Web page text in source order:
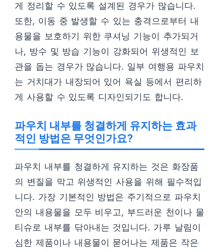
게 정리할 수 있도록 설계된 경우가 많습니다.
또한, 이동 중 발생할 수 있는 충격으로부터 내
용물을 보호하기 위한 쿠셔닝 기능이 추가되거
나, 방수 및 방습 기능이 강화되어 위생적인 보
관을 돕는 경우가 많습니다. 일부 여행용 파우치
는 거치대가 내장되어 있어 욕실 등에서 편리하
게 사용할 수 있도록 디자인되기도 합니다.
파우치 내부를 청결하게 유지하는 효과
적인 방법은 무엇인가요?
파우치 내부를 청결하게 유지하는 것은 화장품
의 변질을 막고 위생적인 사용을 위해 필수적입
니다. 가장 기본적인 방법은 주기적으로 파우치
안의 내용물을 모두 비우고, 부드러운 천이나 물
티슈로 내부를 닦아내는 것입니다. 가루 날림이
심한 제품이나 내용물이 묻어나는 제품은 작은